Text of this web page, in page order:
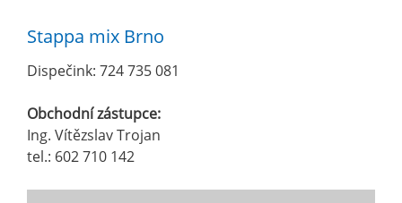
Stappa mix Brno
Dispečink: 724 735 081
Obchodní zástupce:
Ing. Vítězslav Trojan
tel.: 602 710 142